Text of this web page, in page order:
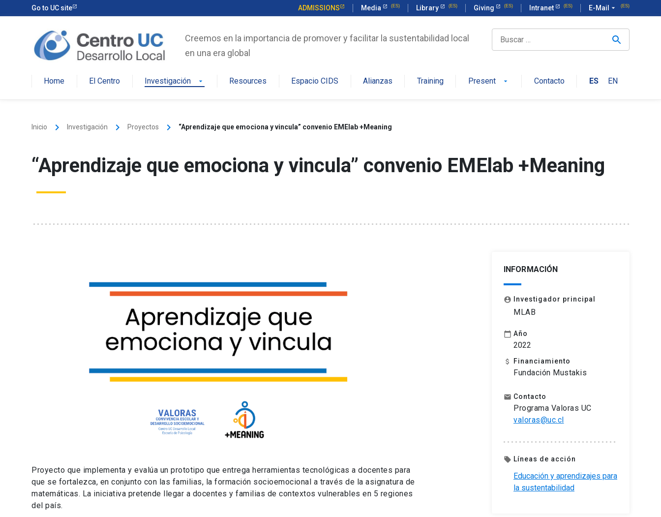
to
Go to UC site ADMISSIONS Media Library Giving Intranet E-Mail arrow_drop_down
Creemos en la importancia de promover y facilitar la sustentabilidad local
en una era global
Home El Centro Investigación arrow_drop_down Resources Espacio CIDS Alianzas Training Present arrow_drop_down Contacto ES EN
Inicio keyboard_arrow_right Investigación keyboard_arrow_right Proyectos keyboard_arrow_right “Aprendizaje que emociona y vincula” convenio EMElab +Meaning
“Aprendizaje que emociona y vincula” convenio EMElab +Meaning
Proyecto que implementa y evalúa un prototipo que entrega herramientas tecnológicas a docentes para
que se fortalezca, en conjunto con las familias, la formación socioemocional a través de la asignatura de
matemáticas. La iniciativa pretende llegar a docentes y familias de contextos vulnerables en 5 regiones
del país.
INFORMACIÓN
account_circle Investigador principal
MLAB
calendar_today Año
2022
attach_money Financiamiento
Fundación Mustakis
email Contacto
Programa Valoras UC
valoras@uc.cl
local_offer Líneas de acción
Educación y aprendizajes para
la sustentabilidad